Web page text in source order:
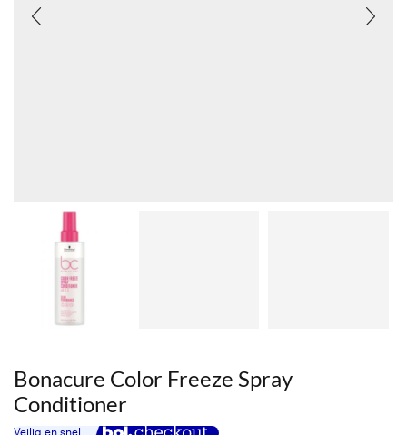
Bonacure Color Freeze Spray
Conditioner